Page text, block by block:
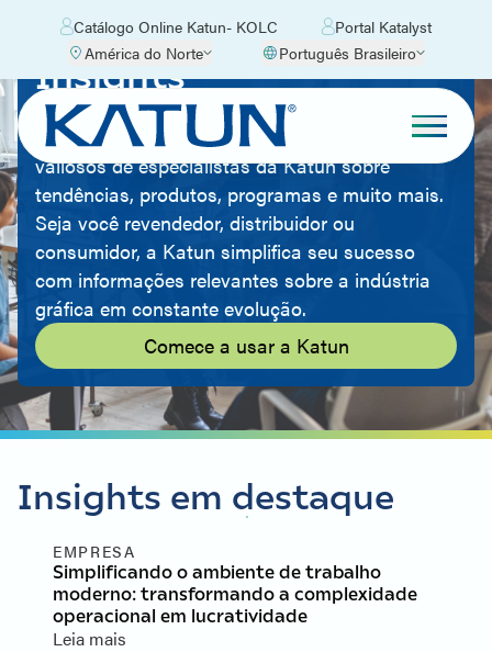
Catálogo Online Katun- KOLC
Portal Katalyst
América do Norte
Português Brasileiro
Insights
Amplie seu conhecimento sobre o mercado de
equipamentos de escritório com insights
valiosos de especialistas da Katun sobre
tendências, produtos, programas e muito mais.
Seja você revendedor, distribuidor ou
consumidor, a Katun simplifica seu sucesso
com informações relevantes sobre a indústria
gráfica em constante evolução.
Comece a usar a Katun
Insights em destaque
EMPRESA
Simplificando o ambiente de trabalho
moderno: transformando a complexidade
operacional em lucratividade
Leia mais